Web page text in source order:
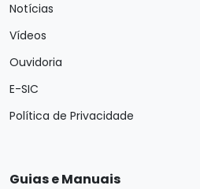
Notícias
Vídeos
Ouvidoria
E-SIC
Política de Privacidade
Guias e Manuais